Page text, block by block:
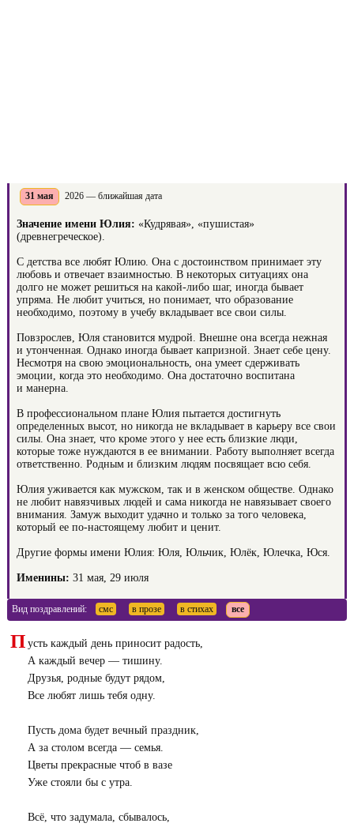
31 мая 2026 — ближайшая дата
Значение имени Юлия: «Кудрявая», «пушистая»
(древнегреческое).
С детства все любят Юлию. Она с достоинством принимает эту
любовь и отвечает взаимностью. В некоторых ситуациях она
долго не может решиться на какой-либо шаг, иногда бывает
упряма. Не любит учиться, но понимает, что образование
необходимо, поэтому в учебу вкладывает все свои силы.
Повзрослев, Юля становится мудрой. Внешне она всегда нежная
и утонченная. Однако иногда бывает капризной. Знает себе цену.
Несмотря на свою эмоциональность, она умеет сдерживать
эмоции, когда это необходимо. Она достаточно воспитана
и манерна.
В профессиональном плане Юлия пытается достигнуть
определенных высот, но никогда не вкладывает в карьеру все свои
силы. Она знает, что кроме этого у нее есть близкие люди,
которые тоже нуждаются в ее внимании. Работу выполняет всегда
ответственно. Родным и близким людям посвящает всю себя.
Юлия уживается как мужском, так и в женском обществе. Однако
не любит навязчивых людей и сама никогда не навязывает своего
внимания. Замуж выходит удачно и только за того человека,
который ее по-настоящему любит и ценит.
Другие формы имени Юлия: Юля, Юльчик, Юлёк, Юлечка, Юся.
Именины: 31 мая, 29 июля
Вид поздравлений: смс в прозе в стихах все
П усть каждый день приносит радость,
А каждый вечер — тишину.
Друзья, родные будут рядом,
Все любят лишь тебя одну.
Пусть дома будет вечный праздник,
А за столом всегда — семья.
Цветы прекрасные чтоб в вазе
Уже стояли бы с утра.
Всё, что задумала, сбывалось,